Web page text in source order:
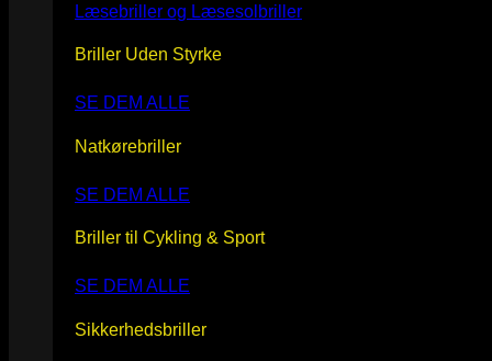
Læsebriller og Læsesolbriller
Briller Uden Styrke
SE DEM ALLE
Natkørebriller
SE DEM ALLE
Briller til Cykling & Sport
SE DEM ALLE
Sikkerhedsbriller